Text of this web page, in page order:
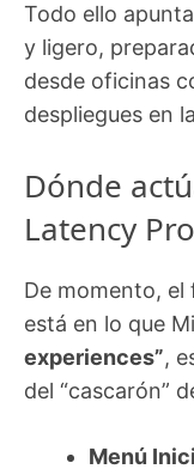
Todo ello
y ligero,
desde oficinas
despliegues en
Dónde
Latency
De momento,
está en lo que
experiences”,
del “cascarón”
Menú